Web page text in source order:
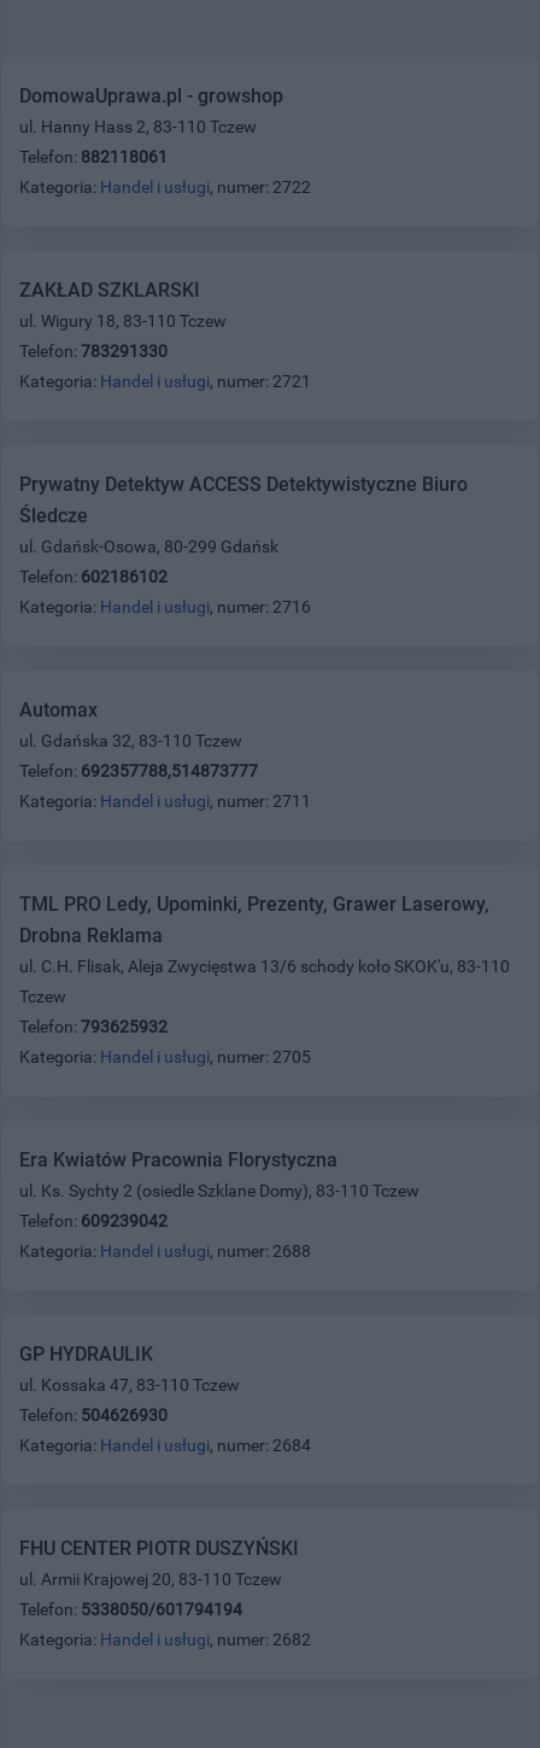
DomowaUprawa.pl - growshop
ul. Hanny Hass 2, 83-110 Tczew
Telefon: 882118061
Kategoria: Handel i usługi, numer: 2722
ZAKŁAD SZKLARSKI
ul. Wigury 18, 83-110 Tczew
Telefon: 783291330
Kategoria: Handel i usługi, numer: 2721
Prywatny Detektyw ACCESS Detektywistyczne Biuro
Śledcze
ul. Gdańsk-Osowa, 80-299 Gdańsk
Telefon: 602186102
Kategoria: Handel i usługi, numer: 2716
Automax
ul. Gdańska 32, 83-110 Tczew
Telefon: 692357788,514873777
Kategoria: Handel i usługi, numer: 2711
TML PRO Ledy, Upominki, Prezenty, Grawer Laserowy,
Drobna Reklama
ul. C.H. Flisak, Aleja Zwycięstwa 13/6 schody koło SKOK'u, 83-110
Tczew
Telefon: 793625932
Kategoria: Handel i usługi, numer: 2705
Era Kwiatów Pracownia Florystyczna
ul. Ks. Sychty 2 (osiedle Szklane Domy), 83-110 Tczew
Telefon: 609239042
Kategoria: Handel i usługi, numer: 2688
GP HYDRAULIK
ul. Kossaka 47, 83-110 Tczew
Telefon: 504626930
Kategoria: Handel i usługi, numer: 2684
FHU CENTER PIOTR DUSZYŃSKI
ul. Armii Krajowej 20, 83-110 Tczew
Telefon: 5338050/601794194
Kategoria: Handel i usługi, numer: 2682